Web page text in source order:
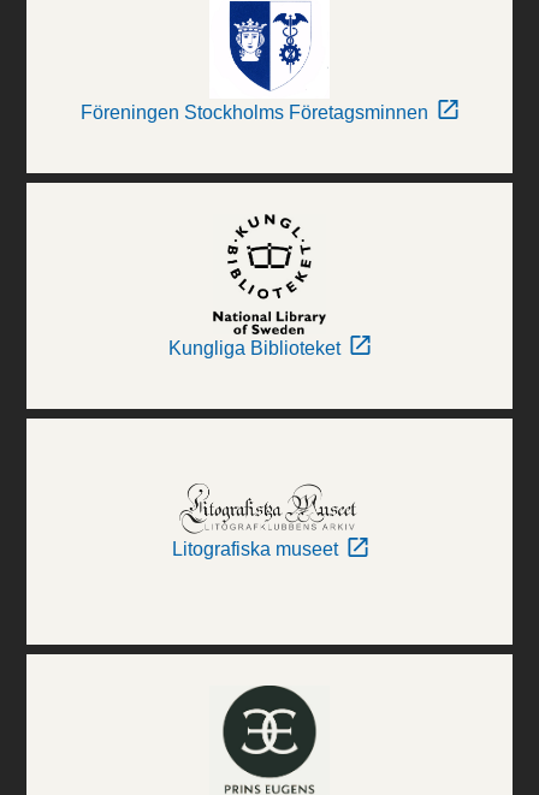
Föreningen Stockholms Företagsminnen
Kungliga Biblioteket
Litografiska museet